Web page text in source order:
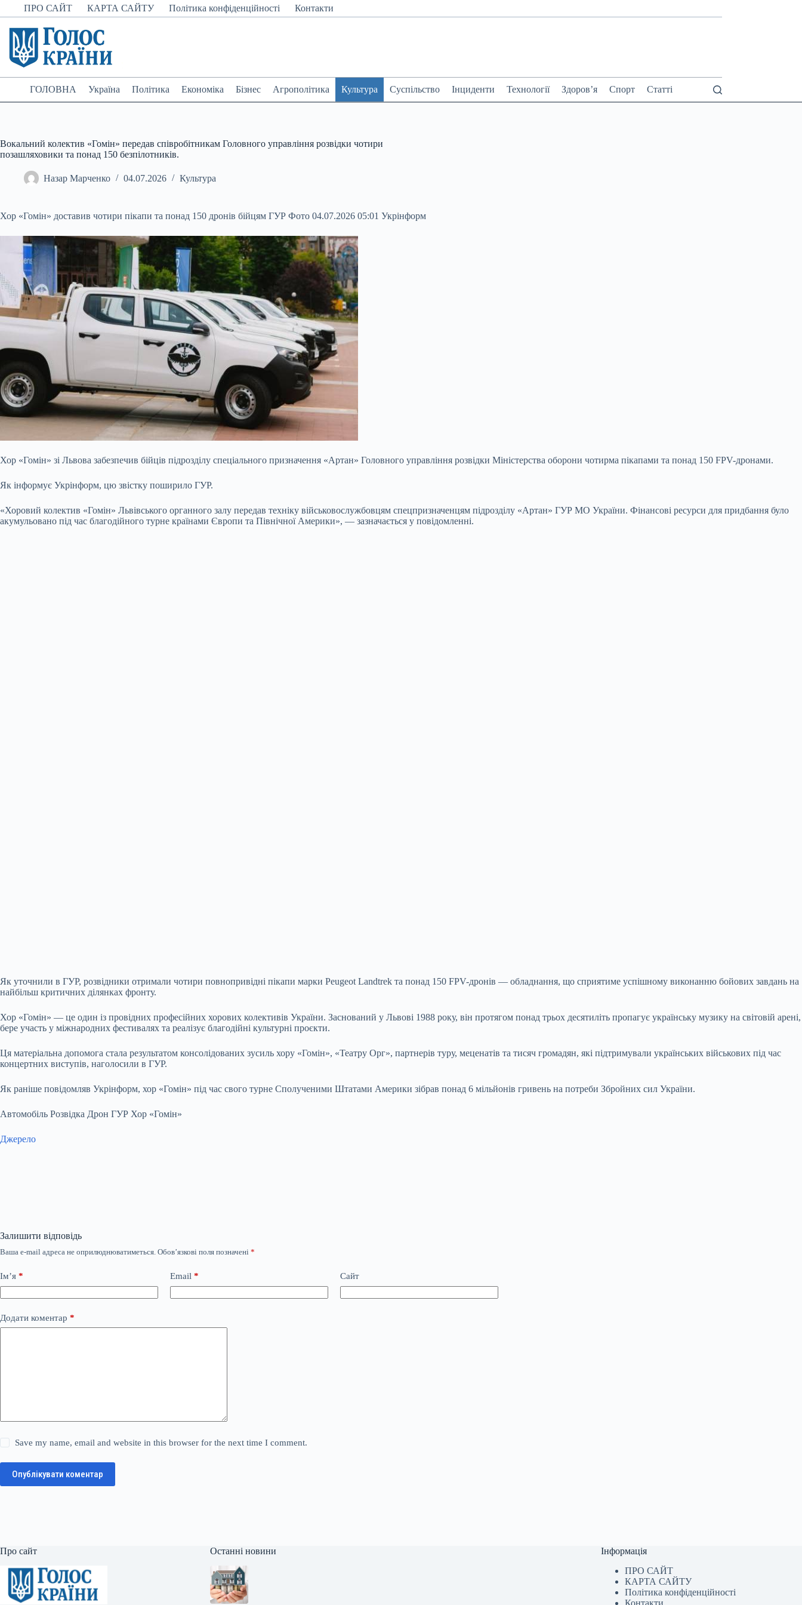
Перейти
до
вмісту
ПРО САЙТ КАРТА САЙТУ Політика конфіденційності Контакти
ГОЛОВНА Україна Політика Економіка Бізнес Агрополітика Культура Суспільство Інциденти Технології Здоров’я Спорт Статті
Вокальний колектив «Гомін» передав співробітникам Головного управління розвідки чотири
позашляховики та понад 150 безпілотників.
Назар Марченко 04.07.2026 Культура
Хор «Гомін» доставив чотири пікапи та понад 150 дронів бійцям ГУР Фото 04.07.2026 05:01 Укрінформ
Хор «Гомін» зі Львова забезпечив бійців підрозділу спеціального призначення «Артан» Головного управління розвідки Міністерства оборони чотирма пікапами та понад 150 FPV-дронами.
Як інформує Укрінформ, цю звістку поширило ГУР.
«Хоровий колектив «Гомін» Львівського органного залу передав техніку військовослужбовцям спецпризначенцям підрозділу «Артан» ГУР МО України. Фінансові ресурси для придбання було
акумульовано під час благодійного турне країнами Європи та Північної Америки», — зазначається у повідомленні.
Як уточнили в ГУР, розвідники отримали чотири повнопривідні пікапи марки Peugeot Landtrek та понад 150 FPV-дронів — обладнання, що сприятиме успішному виконанню бойових завдань на
найбільш критичних ділянках фронту.
Хор «Гомін» — це один із провідних професійних хорових колективів України. Заснований у Львові 1988 року, він протягом понад трьох десятиліть пропагує українську музику на світовій арені,
бере участь у міжнародних фестивалях та реалізує благодійні культурні проєкти.
Ця матеріальна допомога стала результатом консолідованих зусиль хору «Гомін», «Театру Орг», партнерів туру, меценатів та тисяч громадян, які підтримували українських військових під час
концертних виступів, наголосили в ГУР.
Як раніше повідомляв Укрінформ, хор «Гомін» під час свого турне Сполученими Штатами Америки зібрав понад 6 мільйонів гривень на потреби Збройних сил України.
Автомобіль Розвідка Дрон ГУР Хор «Гомін»
Джерело
Залишити відповідь
Ваша e-mail адреса не оприлюднюватиметься. Обов’язкові поля позначені *
Ім’я * Email * Сайт
Додати коментар *
Save my name, email and website in this browser for the next time I comment.
Опублікувати коментар
Про сайт Останні новини
Інформація
ПРО САЙТ
КАРТА САЙТУ
Політика конфіденційності
Контакти